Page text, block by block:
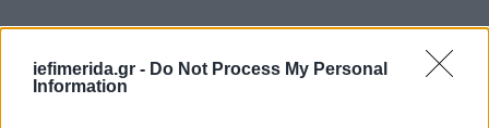
iefimerida.gr - Do Not Process My Personal
Information